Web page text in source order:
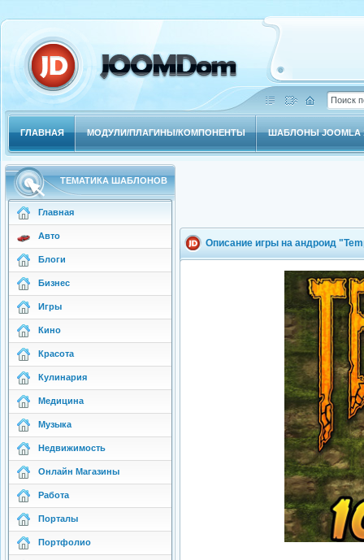
ГЛАВНАЯ МОДУЛИ/ПЛАГИНЫ/КОМПОНЕНТЫ ШАБЛОНЫ JOOMLA
ТЕМАТИКА ШАБЛОНОВ
Главная
Авто
Блоги
Бизнес
Игры
Кино
Красота
Кулинария
Медицина
Музыка
Недвижимость
Онлайн Магазины
Работа
Порталы
Портфолио
Описание игры на андроид